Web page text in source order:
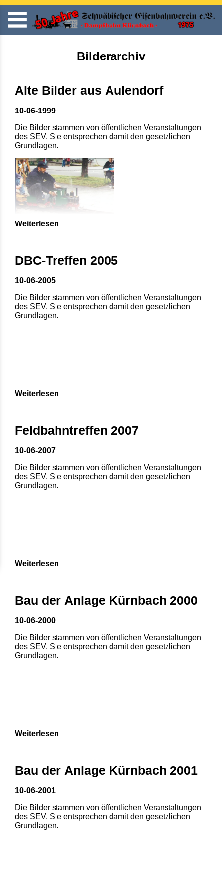
Bilderarchiv
Alte Bilder aus Aulendorf
10-06-1999
Die Bilder stammen von öffentlichen Veranstaltungen
des SEV. Sie entsprechen damit den gesetzlichen
Grundlagen.
Weiterlesen
DBC-Treffen 2005
10-06-2005
Die Bilder stammen von öffentlichen Veranstaltungen
des SEV. Sie entsprechen damit den gesetzlichen
Grundlagen.
Weiterlesen
Feldbahntreffen 2007
10-06-2007
Die Bilder stammen von öffentlichen Veranstaltungen
des SEV. Sie entsprechen damit den gesetzlichen
Grundlagen.
Weiterlesen
Bau der Anlage Kürnbach 2000
10-06-2000
Die Bilder stammen von öffentlichen Veranstaltungen
des SEV. Sie entsprechen damit den gesetzlichen
Grundlagen.
Weiterlesen
Bau der Anlage Kürnbach 2001
10-06-2001
Die Bilder stammen von öffentlichen Veranstaltungen
des SEV. Sie entsprechen damit den gesetzlichen
Grundlagen.